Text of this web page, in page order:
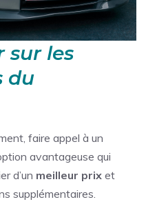
sur les
du
faire appel à un
avantageuse qui
d’un meilleur prix et
supplémentaires.